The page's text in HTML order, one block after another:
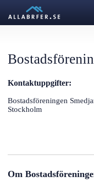
Kontaktuppgifter:
Bostadsföreningen
Stockholm
Om